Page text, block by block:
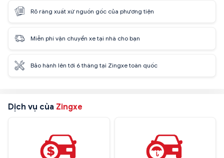
Rõ ràng xuất xứ nguồn gốc của phương tiện
Miễn phí vận chuyển xe tại nhà cho bạn
Bảo hành lên tới 6 tháng tại Zingxe toàn quốc
Dịch vụ của Zingxe